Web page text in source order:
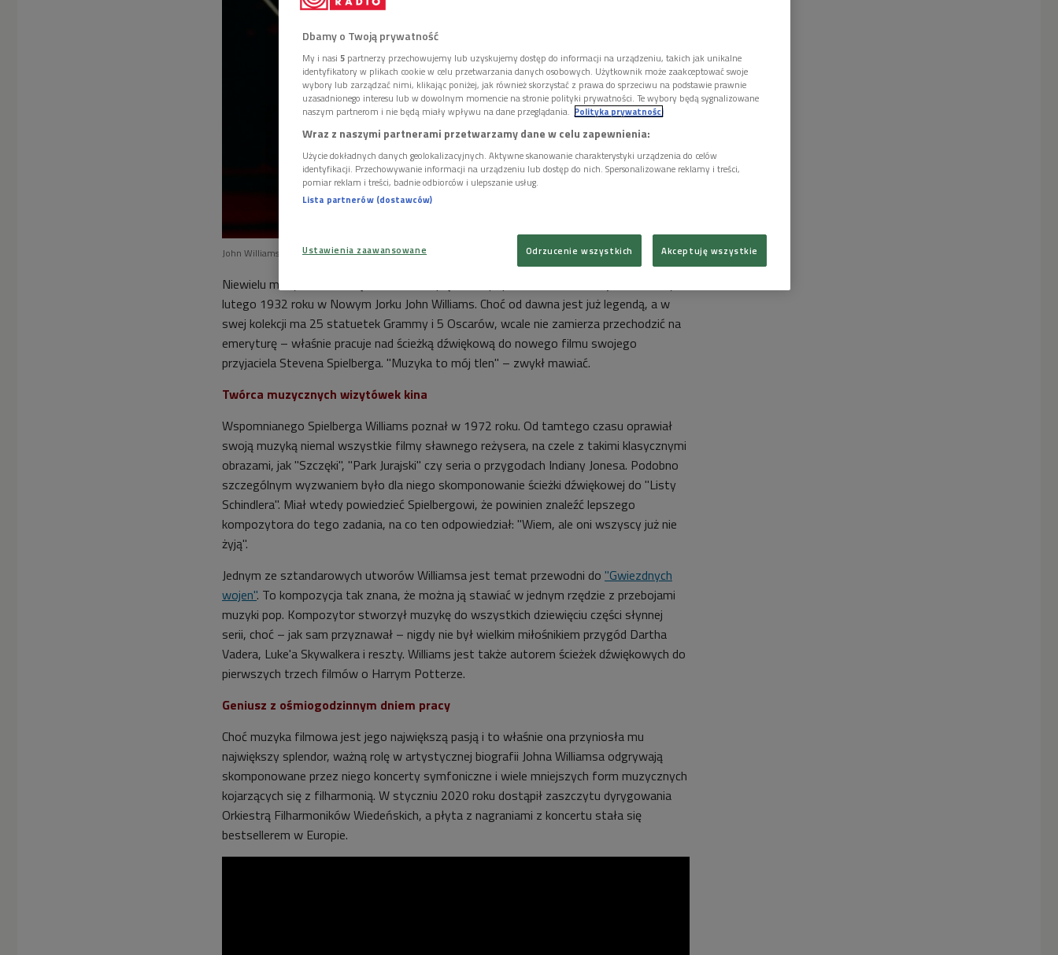
John Williams kończy 90 lat Foto: PBS/Courtesy Everett Collection/Everett Collection/East News
Niewielu muzyków odcisnęło tak wielkie piętno na popkulturze XX wieku, jak urodzony 8
lutego 1932 roku w Nowym Jorku John Williams. Choć od dawna jest już legendą, a w
swej kolekcji ma 25 statuetek Grammy i 5 Oscarów, wcale nie zamierza przechodzić na
emeryturę – właśnie pracuje nad ścieżką dźwiękową do nowego filmu swojego
przyjaciela Stevena Spielberga. "Muzyka to mój tlen" – zwykł mawiać.
Twórca muzycznych wizytówek kina
Wspomnianego Spielberga Williams poznał w 1972 roku. Od tamtego czasu oprawiał
swoją muzyką niemal wszystkie filmy sławnego reżysera, na czele z takimi klasycznymi
obrazami, jak "Szczęki", "Park Jurajski" czy seria o przygodach Indiany Jonesa. Podobno
szczególnym wyzwaniem było dla niego skomponowanie ścieżki dźwiękowej do "Listy
Schindlera". Miał wtedy powiedzieć Spielbergowi, że powinien znaleźć lepszego
kompozytora do tego zadania, na co ten odpowiedział: "Wiem, ale oni wszyscy już nie
żyją".
Jednym ze sztandarowych utworów Williamsa jest temat przewodni do "Gwiezdnych
wojen". To kompozycja tak znana, że można ją stawiać w jednym rzędzie z przebojami
muzyki pop. Kompozytor stworzył muzykę do wszystkich dziewięciu części słynnej
serii, choć – jak sam przyznawał – nigdy nie był wielkim miłośnikiem przygód Dartha
Vadera, Luke'a Skywalkera i reszty. Williams jest także autorem ścieżek dźwiękowych do
pierwszych trzech filmów o Harrym Potterze.
Geniusz z ośmiogodzinnym dniem pracy
Choć muzyka filmowa jest jego największą pasją i to właśnie ona przyniosła mu
największy splendor, ważną rolę w artystycznej biografii Johna Williamsa odgrywają
skomponowane przez niego koncerty symfoniczne i wiele mniejszych form muzycznych
kojarzących się z filharmonią. W styczniu 2020 roku dostąpił zaszczytu dyrygowania
Orkiestrą Filharmoników Wiedeńskich, a płyta z nagraniami z koncertu stała się
bestsellerem w Europie.
Dbamy o Twoją prywatność
My i nasi 5 partnerzy przechowujemy lub uzyskujemy dostęp do informacji na urządzeniu, takich jak unikalne
identyfikatory w plikach cookie w celu przetwarzania danych osobowych. Użytkownik może zaakceptować swoje
wybory lub zarządzać nimi, klikając poniżej, jak również skorzystać z prawa do sprzeciwu na podstawie prawnie
uzasadnionego interesu lub w dowolnym momencie na stronie polityki prywatności. Te wybory będą sygnalizowane
naszym partnerom i nie będą miały wpływu na dane przeglądania. Polityka prywatności
Wraz z naszymi partnerami przetwarzamy dane w celu zapewnienia:
Użycie dokładnych danych geolokalizacyjnych. Aktywne skanowanie charakterystyki urządzenia do celów
identyfikacji. Przechowywanie informacji na urządzeniu lub dostęp do nich. Spersonalizowane reklamy i treści,
pomiar reklam i treści, badnie odbiorców i ulepszanie usług.
Lista partnerów (dostawców)
Ustawienia zaawansowane Odrzucenie wszystkich Akceptuję wszystkie